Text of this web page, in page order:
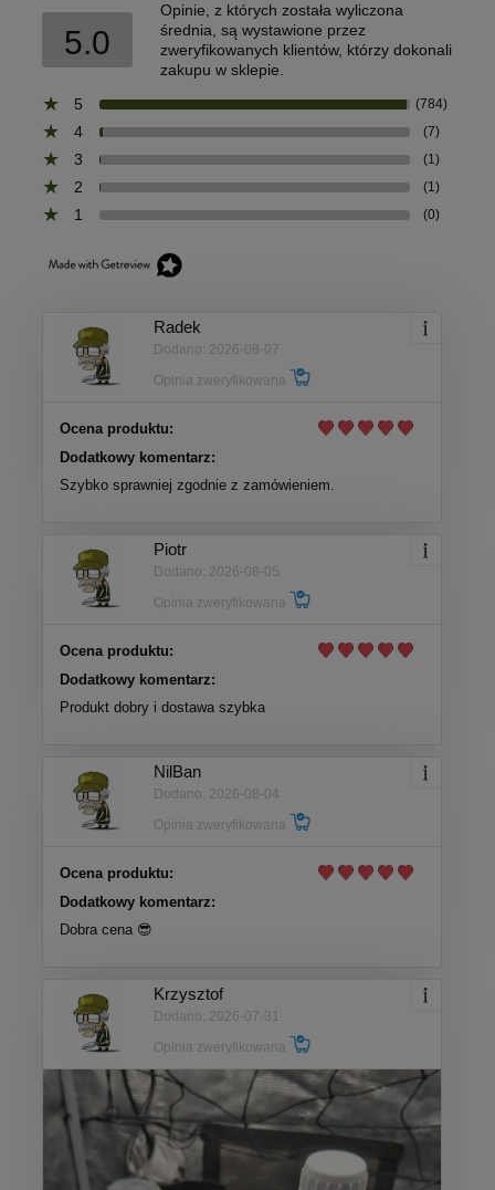
5.0
Opinie, z których została wyliczona
średnia, są wystawione przez
zweryfikowanych klientów, którzy dokonali
zakupu w sklepie.
5
(784)
4 (7)
3 (1)
2 (1)
1 (0)
Radek
Dodano: 2026-08-07
Opinia zweryfikowana
Ocena produktu:
Dodatkowy komentarz:
Szybko sprawniej zgodnie z zamówieniem.
Piotr
Dodano: 2026-08-05
Opinia zweryfikowana
Ocena produktu:
Dodatkowy komentarz:
Produkt dobry i dostawa szybka
NilBan
Dodano: 2026-08-04
Opinia zweryfikowana
Ocena produktu:
Dodatkowy komentarz:
Dobra cena 😎
Krzysztof
Dodano: 2026-07-31
Opinia zweryfikowana